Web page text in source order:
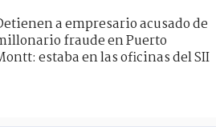
a empresario acusado de
fraude en Puerto
estaba en las oficinas del SII